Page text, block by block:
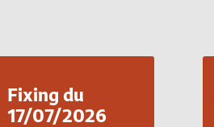
Fixing du
17/07/2026